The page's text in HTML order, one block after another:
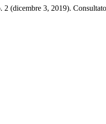
2 (dicembre 3, 2019).